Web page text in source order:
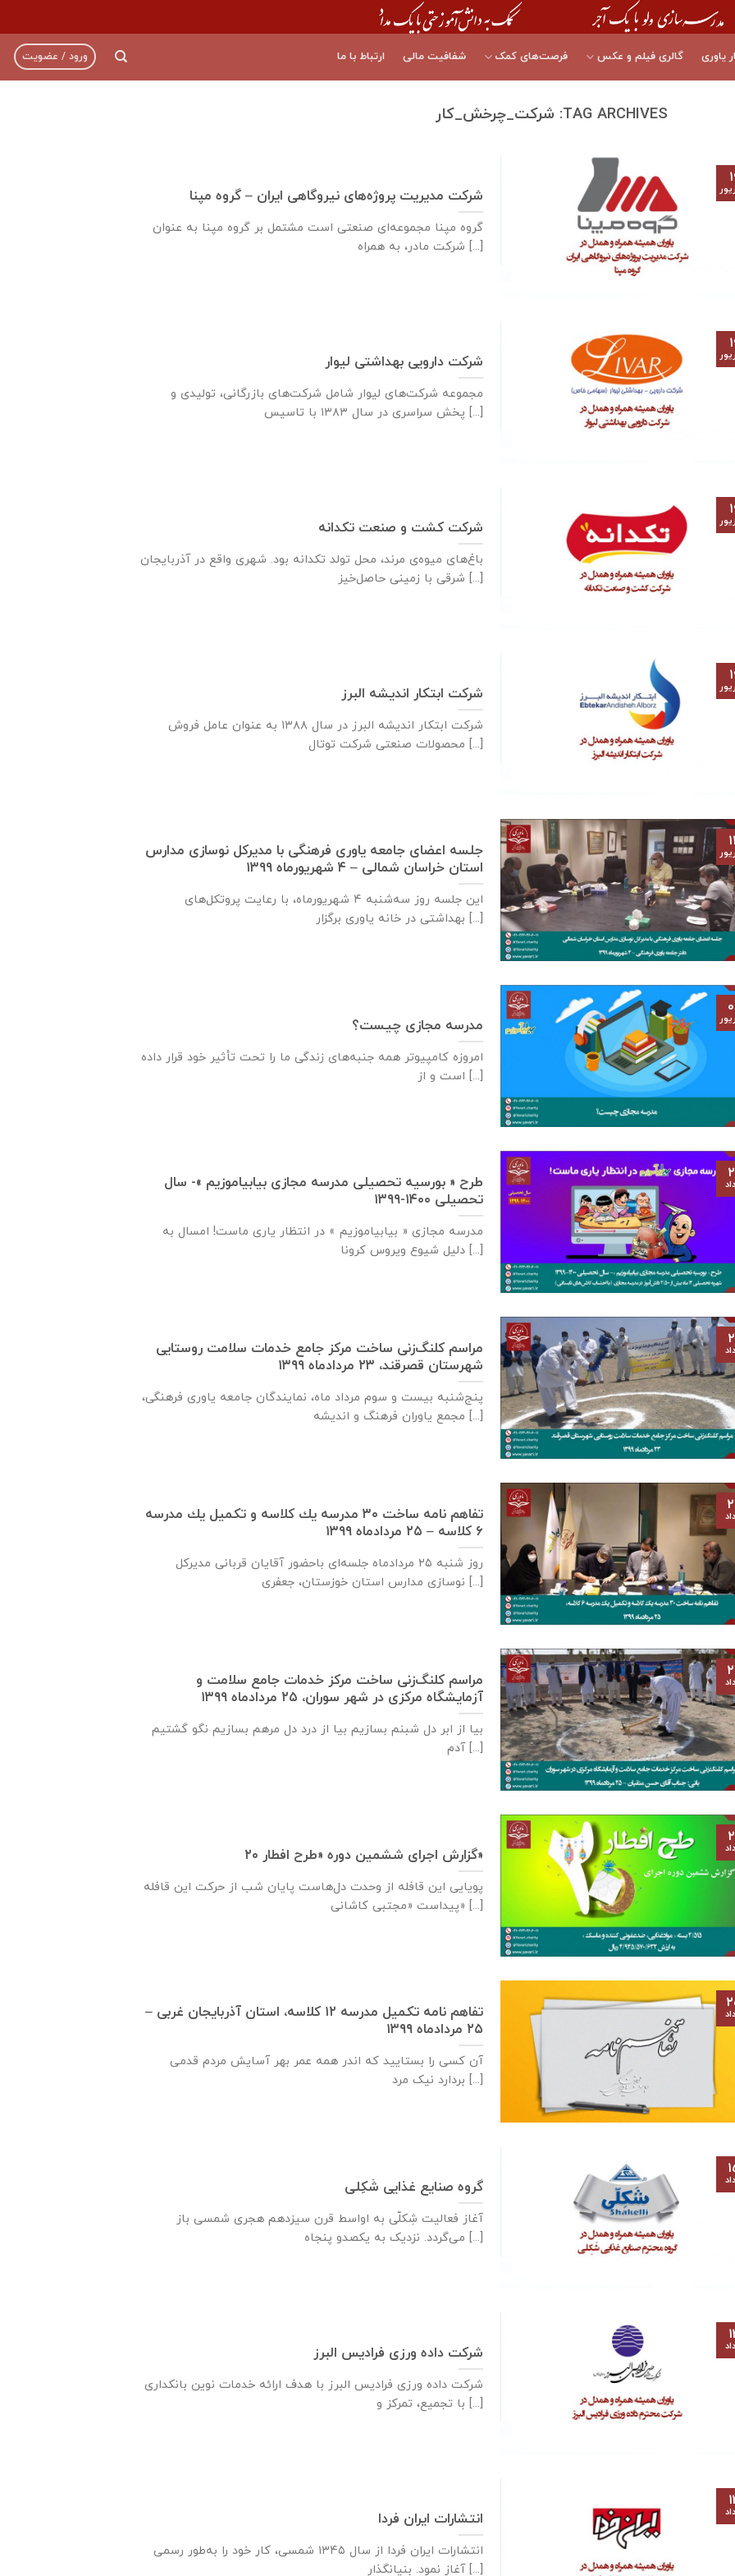
یاوری گالری فیلم و عکس فرصت‌های کمک شفافیت مالی ارتباط با ما ورود / عضویت
TAG ARCHIVES: شرکت_چرخش_کار
شرکت مدیریت پروژه‌های نیروگاهی ایران – گروه مپنا
گروه مپنا مجموعه‌ای صنعتى است مشتمل بر گروه مپنا به عنوان
شرکت مادر، به همراه [...]
شرکت دارویی بهداشتی لیوار
مجموعه شرکت‌های لیوار شامل شرکت‌های بازرگانی، تولیدی و
پخش سراسری در سال ۱۳۸۳ با تاسیس [...]
شرکت کشت و صنعت تکدانه
باغ‌های میوه‌ی مرند، محل تولد تکدانه بود. شهری واقع در آذربایجان
شرقی با زمینی حاصل‌خیز [...]
شرکت ابتکار اندیشه البرز
شركت ابتكار اندیشه البرز در سال ١٣٨٨ به عنوان عامل فروش
محصولات صنعتی شركت توتال [...]
جلسه اعضای جامعه ياوری فرهنگی با مدیركل نوسازی مدارس
استان خراسان شمالی – ٤ شهریورماه ۱۳۹۹
بهداشتی در خانه ياوری برگزار [...]
مدرسه مجازی چیست؟
امروزه کامپیوتر همه جنبه‌های زندگی ما را تحت تأثیر خود قرار داده
است و از [...]
طرح « بورسیه تحصیلی مدرسه مجازی بیابیاموزیم »- سال
تحصیلی ۱۴۰۰-۱۳۹۹
مدرسه مجازی « بیابیاموزیم » در انتظار یاری ماست! امسال به
دلیل شیوع ویروس کرونا [...]
مراسم کلنگ‌زنی ساخت مرکز جامع خدمات سلامت روستایی
شهرستان قصرقند، ۲۳ مردادماه ۱۳۹۹
پنج‌شنبه بیست و سوم مرداد ماه، نمایندگان جامعه یاوری فرهنگی،
مجمع یاوران فرهنگ و اندیشه [...]
تفاهم نامه ساخت ٣٠ مدرسه يك كلاسه و تكميل يك مدرسه
٦ كلاسه – ۲۵ مردادماه ۱۳۹۹
نوسازی مدارس استان خوزستان، جعفری [...]
مراسم کلنگ‌زنی ساخت مرکز خدمات جامع سلامت و
آزمایشگاه مرکزی در شهر سوران، ۲۵ مردادماه ۱۳۹۹
بیا از ابر دل شبنم بسازیم بیا از درد دل مرهم بسازیم نگو گشتیم
آدم [...]
گزارش اجرای ششمین دوره «طرح افطار ۲۰»
پویایی این قافله از وحدت دل‌هاست پایان شب از حرکت این قافله
پیداست «مجتبی کاشانی» [...]
تفاهم نامه تكميل مدرسه ۱۲ كلاسه، استان آذربايجان غربی –
۲۵ مردادماه ۱۳۹۹
آن کسی را بستایید که اندر همه عمر بهر آسایش مردم قدمی
بردارد نیک مرد [...]
گروه صنایع غذایی شَکِلی
آغاز فعالیت شِکلّی به اواسط قرن سیزدهم هجری شمسی باز
می‌گردد. نزدیک به یکصدو پنجاه [...]
شرکت داده ورزی فرادیس البرز
شرکت داده ‌ورزی فرادیس البرز با هدف ارائه خدمات نوین بانکداری
با تجمیع، تمرکز و [...]
انتشارات ایران فردا
انتشارات ایران‌ فردا از سال ۱۳۴۵ شمسی، کار خود را به‌طور رسمی
آغاز نمود. بنیانگذار [...]